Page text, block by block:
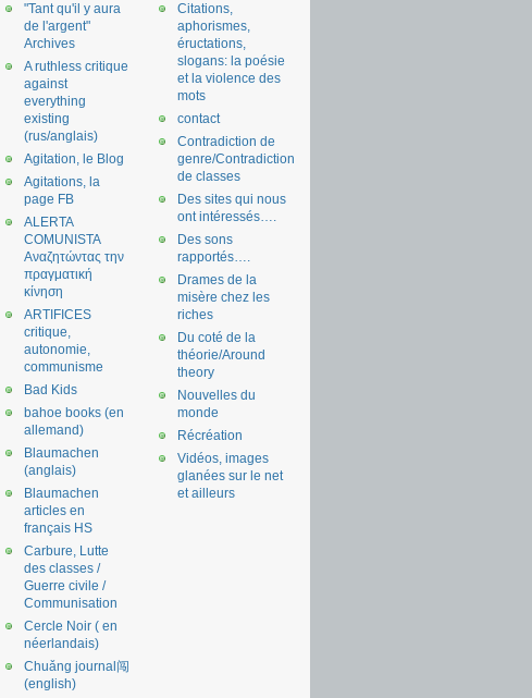
Citations,
aphorismes,
éructations,
slogans: la poésie
et la violence des
mots
contact
Contradiction de
genre/Contradiction
de classes
Des sites qui nous
ont intéressés….
Des sons
rapportés….
Drames de la
misère chez les
riches
Du coté de la
théorie/Around
theory
Nouvelles du
monde
Récréation
Vidéos, images
glanées sur le net
et ailleurs
"Tant qu'il y aura
de l'argent"
Archives
A ruthless critique
against
everything
existing
(rus/anglais)
Agitation, le Blog
Agitations, la
page FB
ALERTA
COMUNISTA
Αναζητώντας την
πραγματική
κίνηση
ARTIFICES
critique,
autonomie,
communisme
Bad Kids
bahoe books (en
allemand)
Blaumachen
(anglais)
Blaumachen
articles en
français HS
Carbure, Lutte
des classes /
Guerre civile /
Communisation
Cercle Noir ( en
néerlandais)
Chuǎng journal闯
(english)